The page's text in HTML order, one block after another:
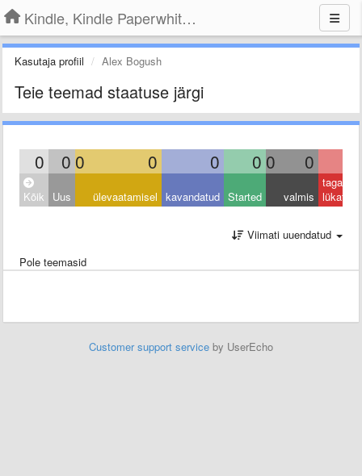
Kindle, Kindle Paperwhite, Kindle Voyage
Kasutaja profiil Alex Bogush
Teie teemad staatuse järgi
0 0 0 0 0 0 0 0
Kõik Uus ülevaatamisel kavandatud Started valmis
tagasi
lükatud
Viimati uuendatud
Pole teemasid
Customer support service by UserEcho